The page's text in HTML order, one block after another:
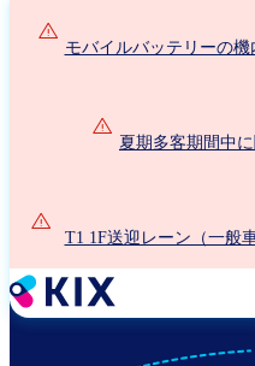
動
モバイルバッテリーの
夏期多客期間中
T1 1F送迎レーン（一般